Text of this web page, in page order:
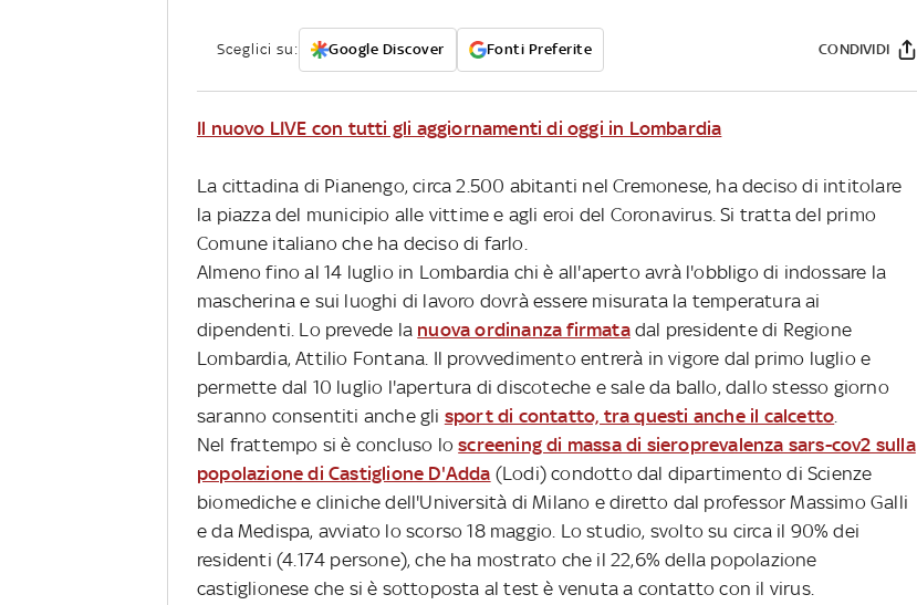
Sceglici su: Google Discover Fonti Preferite CONDIVIDI
Il nuovo LIVE con tutti gli aggiornamenti di oggi in Lombardia
La cittadina di Pianengo, circa 2.500 abitanti nel Cremonese, ha deciso di intitolare
la piazza del municipio alle vittime e agli eroi del Coronavirus. Si tratta del primo
Comune italiano che ha deciso di farlo.
Almeno fino al 14 luglio in Lombardia chi è all'aperto avrà l'obbligo di indossare la
mascherina e sui luoghi di lavoro dovrà essere misurata la temperatura ai
dipendenti. Lo prevede la nuova ordinanza firmatadal presidente di Regione
Lombardia, Attilio Fontana. Il provvedimento entrerà in vigore dal primo luglio e
permette dal 10 luglio l'apertura di discoteche e sale da ballo, dallo stesso giorno
saranno consentiti anche gli sport di contatto, tra questi anche il calcetto.
Nel frattempo si è concluso loscreening di massa di sieroprevalenza sars-cov2 sulla
popolazione di Castiglione D'Adda (Lodi) condotto dal dipartimento di Scienze
biomediche e cliniche dell'Università di Milano e diretto dal professor Massimo Galli
e da Medispa, avviato lo scorso 18 maggio. Lo studio, svolto su circa il 90% dei
residenti (4.174 persone), che ha mostrato che il 22,6% della popolazione
castiglionese che si è sottoposta al test è venuta a contatto con il virus.